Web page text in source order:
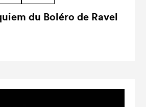
du Boléro de Ravel